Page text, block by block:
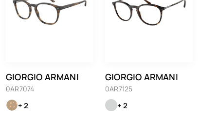
GIORGIO ARMANI
0AR7074
+ 2
GIORGIO ARMANI
0AR7125
+ 2